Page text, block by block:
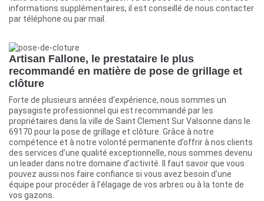
informations supplémentaires, il est conseillé de nous contacter
par téléphone ou par mail.
Artisan Fallone, le prestataire le plus
recommandé en matière de pose de grillage et
clôture
Forte de plusieurs années d’expérience, nous sommes un
paysagiste professionnel qui est recommandé par les
propriétaires dans la ville de Saint Clement Sur Valsonne dans le
69170 pour la pose de grillage et clôture. Grâce à notre
compétence et à notre volonté permanente d’offrir à nos clients
des services d’une qualité exceptionnelle, nous sommes devenu
un leader dans notre domaine d’activité. Il faut savoir que vous
pouvez aussi nos faire confiance si vous avez besoin d’une
équipe pour procéder à l’élagage de vos arbres ou à la tonte de
vos gazons.